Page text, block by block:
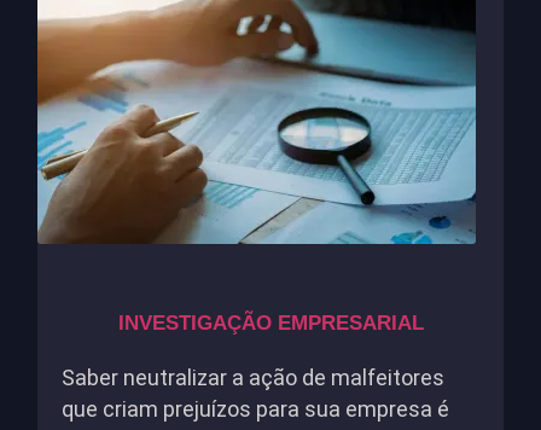
INVESTIGAÇÃO EMPRESARIAL
Saber neutralizar a ação de malfeitores
que criam prejuízos para sua empresa é